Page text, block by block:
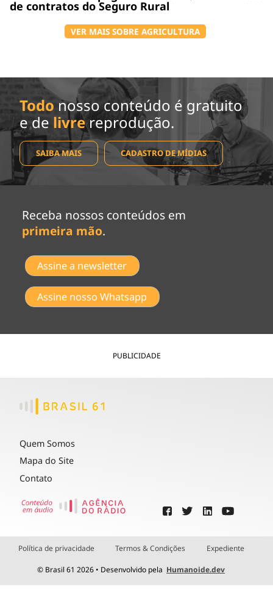
de contratos do Seguro Rural
VER MAIS SOBRE AGRICULTURA
Todo nosso conteúdo é gratuito
e de livrereprodução.
SAIBA MAIS CADASTRO DE MÍDIAS
Receba nossos conteúdos em
primeira mão.
Assine a newsletter
Assine nosso Whatsapp
PUBLICIDADE
Quem Somos
Mapa do Site
Contato
Política de privacidade Termos & Condições Expediente
© Brasil 61 2026 • Desenvolvido pela Humanoide.dev